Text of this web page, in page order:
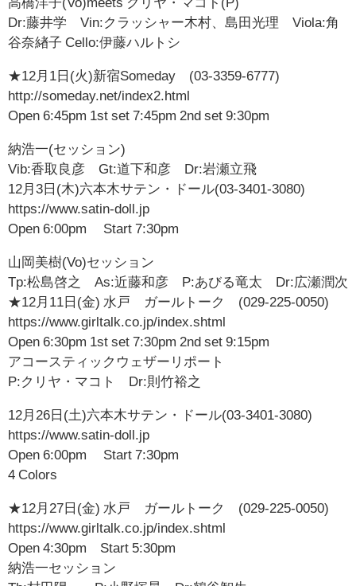
Dr:藤井学 Vin:クラッシャー木村、島田光理 Viola:角
谷奈緖子 Cello:伊藤ハルトシ
★12月1日(火)新宿Someday (03-3359-6777)
http://someday.net/index2.html
Open 6:45pm 1st set 7:45pm 2nd set 9:30pm
納浩一(セッション)
Vib:香取良彦 Gt:道下和彦 Dr:岩瀬立飛
12月3日(木)六本木サテン・ドール(03-3401-3080)
https://www.satin-doll.jp
Open 6:00pm Start 7:30pm
山岡美樹(Vo)セッション
Tp:松島啓之 As:近藤和彦 P:あびる竜太 Dr:広瀬潤次
★12月11日(金) 水戸 ガールトーク (029-225-0050)
https://www.girltalk.co.jp/index.shtml
Open 6:30pm 1st set 7:30pm 2nd set 9:15pm
アコースティックウェザーリポート
P:クリヤ・マコト Dr:則竹裕之
12月26日(土)六本木サテン・ドール(03-3401-3080)
https://www.satin-doll.jp
Open 6:00pm Start 7:30pm
4 Colors
★12月27日(金) 水戸 ガールトーク (029-225-0050)
https://www.girltalk.co.jp/index.shtml
Open 4:30pm Start 5:30pm
納浩一セッション